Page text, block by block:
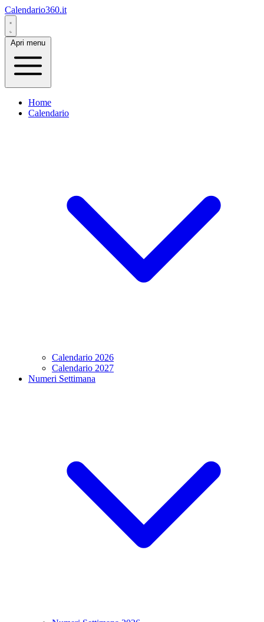
Calendario360.it
Apri menu
Home
Calendario
Calendario 2026
Calendario 2027
Numeri Settimana